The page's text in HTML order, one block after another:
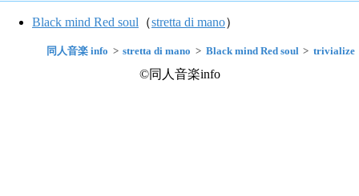
Black mind Red soul （stretta di mano）
同人音楽 info stretta di mano Black mind Red soul trivialize
©同人音楽info